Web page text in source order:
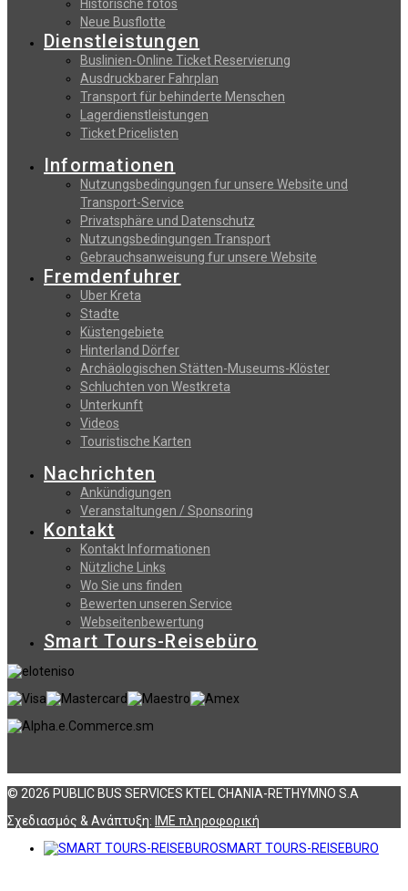
Historische fotos
Neue Busflotte
Dienstleistungen
Buslinien-Online Ticket Reservierung
Αusdruckbarer Fahrplan
Transport für behinderte Menschen
Lagerdienstleistungen
Ticket Pricelisten
Informationen
Nutzungsbedingungen fur unsere Website und
Transport-Service
Privatsphäre und Datenschutz
Nutzungsbedingungen Transport
Gebrauchsanweisung fur unsere Website
Fremdenfuhrer
Uber Kreta
Stadte
Küstengebiete
Hinterland Dörfer
Archäologischen Stätten-Museums-Klöster
Schluchten von Westkreta
Unterkunft
Videos
Touristische Karten
Nachrichten
Ankündigungen
Veranstaltungen / Sponsoring
Kontakt
Kontakt Informationen
Nützliche Links
Wo Sie uns finden
Bewerten unseren Service
Webseitenbewertung
Smart Tours-Reisebüro
© 2026 PUBLIC BUS SERVICES KTEL CHANIA-RETHYMNO S.A
Σχεδιασμός & Ανάπτυξη: ΙΜΕ πληροφορική
SMART TOURS-REISEBURO